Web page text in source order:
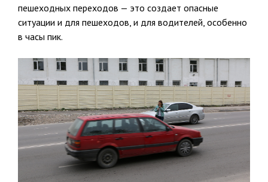
пешеходных переходов — это создает опасные
ситуации и для пешеходов, и для водителей, особенно
в часы пик.